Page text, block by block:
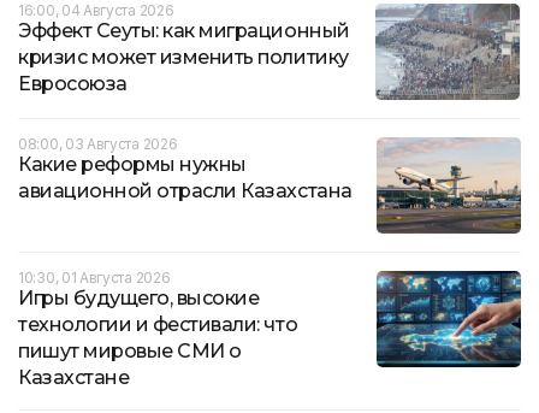
16:00, 04 Августа 2026
Эффект Сеуты: как миграционный
кризис может изменить политику
Евросоюза
08:00, 03 Августа 2026
Какие реформы нужны
авиационной отрасли Казахстана
10:30, 01 Августа 2026
Игры будущего, высокие
технологии и фестивали: что
пишут мировые СМИ о
Казахстане